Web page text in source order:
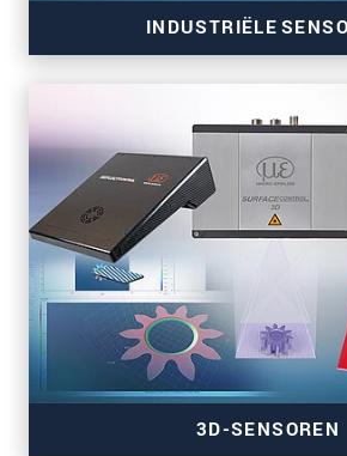
INDUSTRIËLE
Sensoren voor kleur, kanteling,
temperatuur
3D-SENSOREN